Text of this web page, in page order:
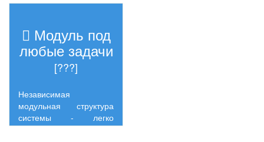
Модуль под
любые задачи
[???]
Независимая
модульная структура
системы - легко
разрабатывайте и